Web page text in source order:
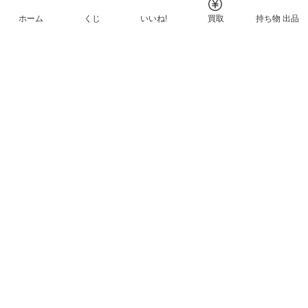
ホーム くじ いいね! 買取 持ち物 出品